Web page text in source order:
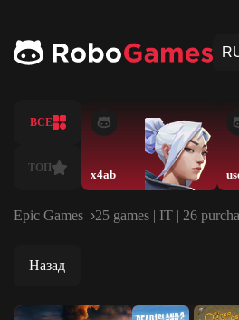
ВСЕ
ТОП x4ab
Epic Games 25 games | IT | 26
Назад